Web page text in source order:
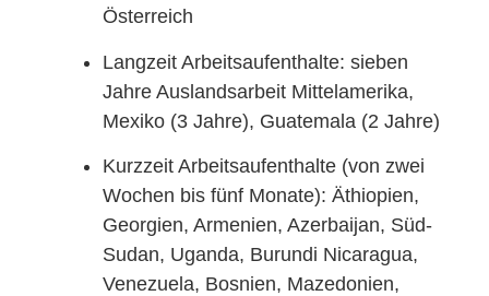
Österreich
Langzeit Arbeitsaufenthalte: sieben
Jahre Auslandsarbeit Mittelamerika,
Mexiko (3 Jahre), Guatemala (2 Jahre)
Kurzzeit Arbeitsaufenthalte (von zwei
Wochen bis fünf Monate): Äthiopien,
Georgien, Armenien, Azerbaijan, Süd-
Sudan, Uganda, Burundi Nicaragua,
Venezuela, Bosnien, Mazedonien,